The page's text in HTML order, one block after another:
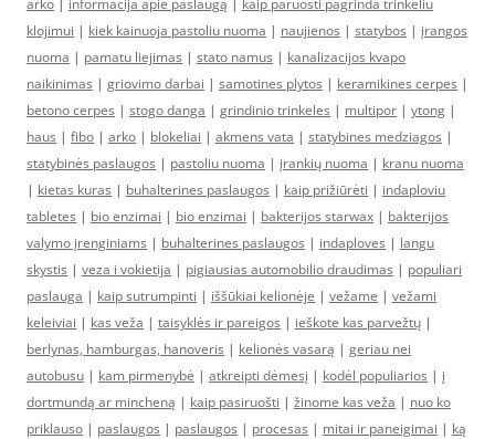
arko informacija apie paslaugą
kaip paruosti pagrinda trinkeliu
klojimui | kiek kainuoja pastoliu nuoma | naujienos | statybos | įrangos
nuoma | pamatu liejimas | stato namus | kanalizacijos kvapo
naikinimas | griovimo darbai | samotines plytos | keramikines cerpes |
betono cerpes | stogo danga | grindinio trinkeles | multipor | ytong |
haus | fibo | arko | blokeliai | akmens vata | statybines medziagos |
statybinės paslaugos | pastoliu nuoma | įrankių nuoma | kranu nuoma
| kietas kuras | buhalterines paslaugos | kaip prižiūrėti | indaploviu
tabletes | bio enzimai | bio enzimai | bakterijos starwax | bakterijos
valymo įrenginiams | buhalterines paslaugos | indaploves | langu
skystis | veza i vokietija | pigiausias automobilio draudimas | populiari
paslauga | kaip sutrumpinti | iššūkiai kelionėje | vežame | vežami
keleiviai | kas veža | taisyklės ir pareigos | ieškote kas parvežtų |
berlynas, hamburgas, hanoveris | kelionės vasarą | geriau nei
autobusu | kam pirmenybė | atkreipti dėmesį | kodėl populiarios | į
dortmundą ar mincheną | kaip pasiruošti | žinome kas veža | nuo ko
priklauso | paslaugos | paslaugos | procesas | mitai ir paneigimai | ką